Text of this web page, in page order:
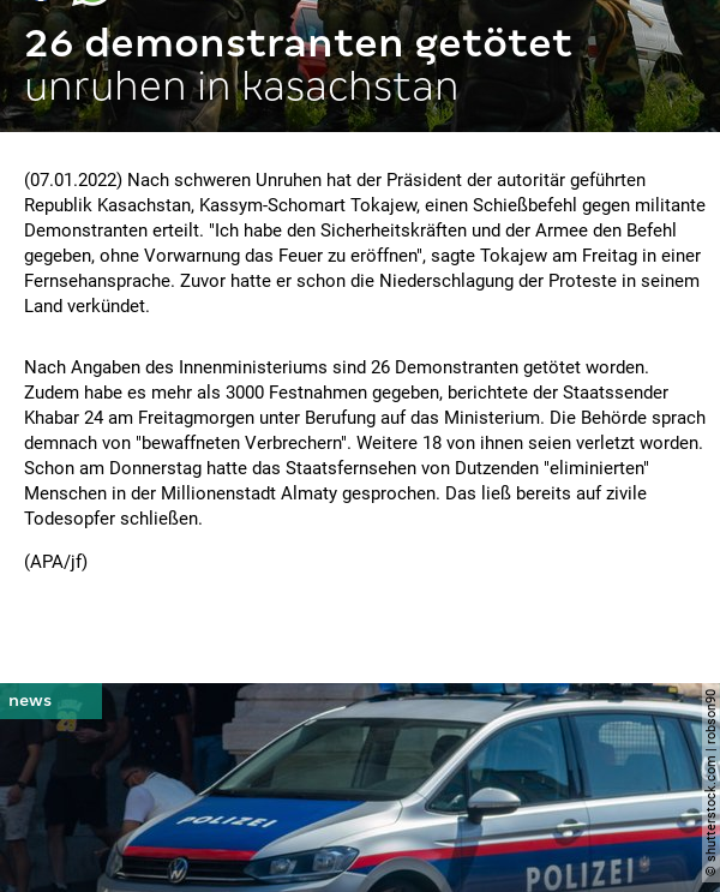
26 demonstranten getötet
unruhen in kasachstan
(07.01.2022) Nach schweren Unruhen hat der Präsident der autoritär geführten
Republik Kasachstan, Kassym-Schomart Tokajew, einen Schießbefehl gegen militante
Demonstranten erteilt. "Ich habe den Sicherheitskräften und der Armee den Befehl
gegeben, ohne Vorwarnung das Feuer zu eröffnen", sagte Tokajew am Freitag in einer
Fernsehansprache. Zuvor hatte er schon die Niederschlagung der Proteste in seinem
Land verkündet.
Nach Angaben des Innenministeriums sind 26 Demonstranten getötet worden.
Zudem habe es mehr als 3000 Festnahmen gegeben, berichtete der Staatssender
Khabar 24 am Freitagmorgen unter Berufung auf das Ministerium. Die Behörde sprach
demnach von "bewaffneten Verbrechern". Weitere 18 von ihnen seien verletzt worden.
Schon am Donnerstag hatte das Staatsfernsehen von Dutzenden "eliminierten"
Menschen in der Millionenstadt Almaty gesprochen. Das ließ bereits auf zivile
Todesopfer schließen.
(APA/jf)
© shutterstock.com | robson90